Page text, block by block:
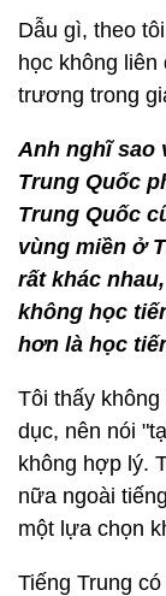
Dẫu gì, theo
học không
trương trong
Anh nghĩ sao
Trung Quốc
Trung Quốc
vùng miền ở
rất khác
không học tiế
hơn là học tiế
Tôi thấy
dục, nên nói
không hợp lý.
nữa ngoài
một lựa chọn
Tiếng Trung